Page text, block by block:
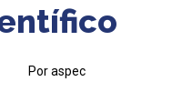
Por aspec